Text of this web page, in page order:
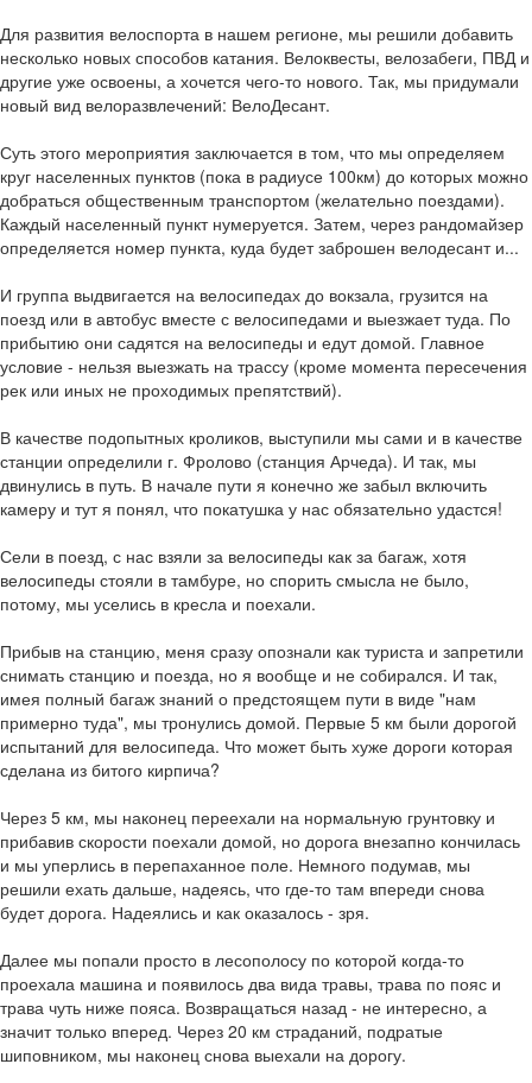
Для развития велоспорта в нашем регионе, мы решили добавить
несколько новых способов катания. Велоквесты, велозабеги, ПВД и
другие уже освоены, а хочется чего-то нового. Так, мы придумали
новый вид велоразвлечений: ВелоДесант.
Суть этого мероприятия заключается в том, что мы определяем
круг населенных пунктов (пока в радиусе 100км) до которых можно
добраться общественным транспортом (желательно поездами).
Каждый населенный пункт нумеруется. Затем, через рандомайзер
определяется номер пункта, куда будет заброшен велодесант и...
И группа выдвигается на велосипедах до вокзала, грузится на
поезд или в автобус вместе с велосипедами и выезжает туда. По
прибытию они садятся на велосипеды и едут домой. Главное
условие - нельзя выезжать на трассу (кроме момента пересечения
рек или иных не проходимых препятствий).
В качестве подопытных кроликов, выступили мы сами и в качестве
станции определили г. Фролово (станция Арчеда). И так, мы
двинулись в путь. В начале пути я конечно же забыл включить
камеру и тут я понял, что покатушка у нас обязательно удастся!
Сели в поезд, с нас взяли за велосипеды как за багаж, хотя
велосипеды стояли в тамбуре, но спорить смысла не было,
потому, мы уселись в кресла и поехали.
Прибыв на станцию, меня сразу опознали как туриста и запретили
снимать станцию и поезда, но я вообще и не собирался. И так,
имея полный багаж знаний о предстоящем пути в виде "нам
примерно туда", мы тронулись домой. Первые 5 км были дорогой
испытаний для велосипеда. Что может быть хуже дороги которая
сделана из битого кирпича?
Через 5 км, мы наконец переехали на нормальную грунтовку и
прибавив скорости поехали домой, но дорога внезапно кончилась
и мы уперлись в перепаханное поле. Немного подумав, мы
решили ехать дальше, надеясь, что где-то там впереди снова
будет дорога. Надеялись и как оказалось - зря.
Далее мы попали просто в лесополосу по которой когда-то
проехала машина и появилось два вида травы, трава по пояс и
трава чуть ниже пояса. Возвращаться назад - не интересно, а
значит только вперед. Через 20 км страданий, подратые
шиповником, мы наконец снова выехали на дорогу.